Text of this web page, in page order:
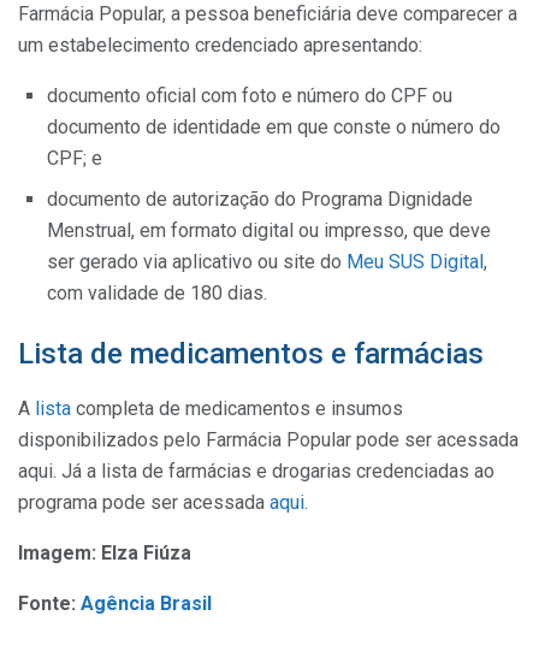
Farmácia Popular, a pessoa beneficiária deve comparecer a
um estabelecimento credenciado apresentando:
documento oficial com foto e número do CPF ou
documento de identidade em que conste o número do
CPF; e
documento de autorização do Programa Dignidade
Menstrual, em formato digital ou impresso, que deve
ser gerado via aplicativo ou site do Meu SUS Digital ,
com validade de 180 dias.
Lista de medicamentos e farmácias
A lista completa de medicamentos e insumos
disponibilizados pelo Farmácia Popular pode ser acessada
aqui. Já a lista de farmácias e drogarias credenciadas ao
programa pode ser acessada aqui.
Imagem: Elza Fiúza
Fonte: Agência Brasil